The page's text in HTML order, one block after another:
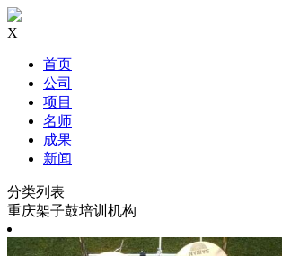
X
首页
公司
项目
名师
成果
新闻
分类列表
重庆架子鼓培训机构